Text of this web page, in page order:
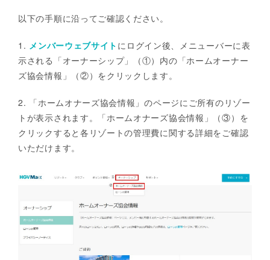
以下の手順に沿ってご確認ください。
1. メンバーウェブサイト にログイン後、メニューバーに表
示される「オーナーシップ」（①）内の「ホームオーナー
ズ協会情報」（②）をクリックします。
2. 「ホームオナーズ協会情報」のページにご所有のリゾー
トが表示されます。「ホームオナーズ協会情報」（③）を
クリックすると各リゾートの管理費に関する詳細をご確認
いただけます。